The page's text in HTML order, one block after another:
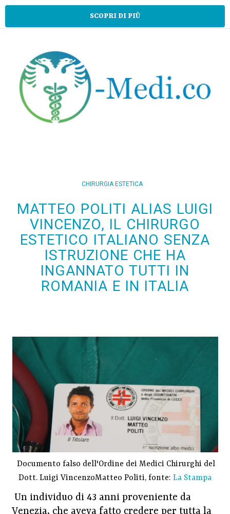
SCOPRI DI PIÙ
CHIRURGIA ESTETICA
MATTEO POLITI ALIAS LUIGI
VINCENZO, IL CHIRURGO
ESTETICO ITALIANO SENZA
ISTRUZIONE CHE HA
INGANNATO TUTTI IN
ROMANIA E IN ITALIA
Documento falso dell'Ordine dei Medici Chirurghi del
Dott. Luigi VincenzoMatteo Politi, fonte: La Stampa
Un individuo di 43 anni proveniente da
Venezia, che aveva fatto credere per tutta la